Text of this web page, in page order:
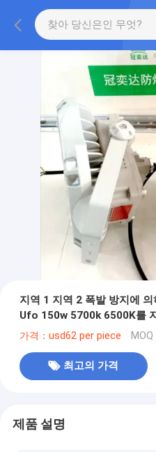
지역 1 지역 2 폭발 방지에
Ufo 150w 5700k 6500K를
가격：usd62 per piece
최고의 가격
제품 설명